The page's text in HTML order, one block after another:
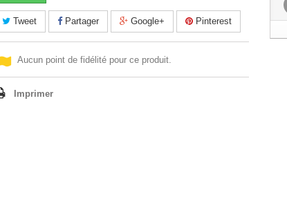
Tweet Partager Google+ Pinterest
Aucun point de fidélité pour ce produit.
Imprimer